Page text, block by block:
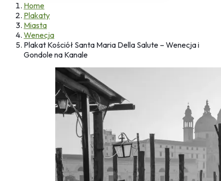
Home
Plakaty
Miasta
Wenecja
Plakat Kościół Santa Maria Della Salute – Wenecja i
Gondole na Kanale